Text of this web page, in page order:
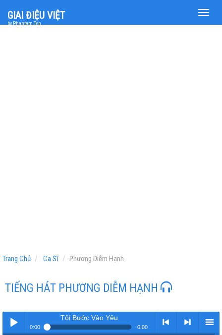
Toggle
GIAI ĐIỆU VIỆT
by Phantam Top
Trang Chủ Ca Sĩ Phương Diễm Hạnh
TIẾNG HÁT PHƯƠNG DIỄM HẠNH
Tôi Bước Vào Yêu
0:00 0:00